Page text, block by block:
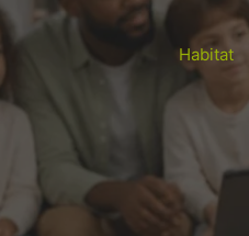
Habitat